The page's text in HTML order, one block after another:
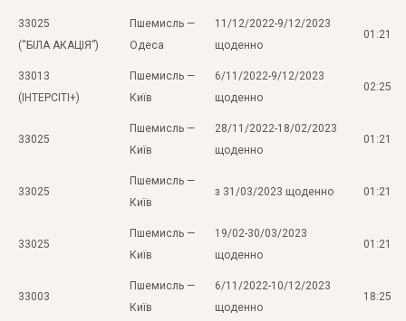
33025
(“БІЛА АКАЦІЯ”)
Пшемисль —
Одеса
11/12/2022-9/12/2023
щоденно
01:21
33013
(ІНТЕРСІТІ+)
Пшемисль —
Київ
6/11/2022-9/12/2023
щоденно
02:25
33025
Пшемисль —
Київ
28/11/2022-18/02/2023
щоденно
01:21
33025
Пшемисль —
Київ
з 31/03/2023 щоденно 01:21
33025
Пшемисль —
Київ
19/02-30/03/2023
щоденно
01:21
33003
Пшемисль —
Київ
6/11/2022-10/12/2023
щоденно
18:25